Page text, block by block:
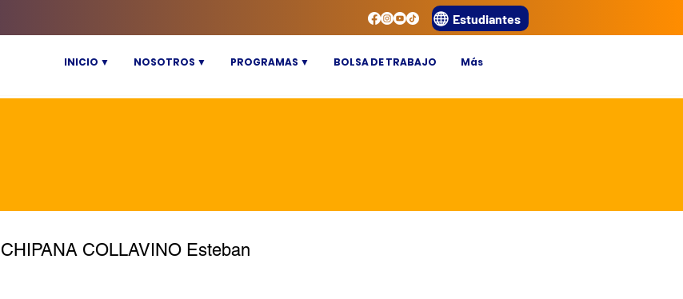
Estudiantes
INICIO ▼ NOSOTROS ▼ PROGRAMAS ▼ BOLSA DE TRABAJO Más
CHIPANA COLLAVINO Esteban